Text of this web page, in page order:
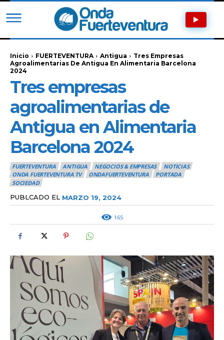
Inicio FUERTEVENTURA Antigua
Tres Empresas
Agroalimentarias De Antigua En Alimentaria Barcelona
2024
Tres empresas
agroalimentarias de
Antigua en Alimentaria
Barcelona 2024
FUERTEVENTURA ANTIGUA NEGOCIOS & EMPRESAS
NOTICIAS
ONDA FUERTEVENTURA TV
ONDAFUERTEVENTURA
PORTADA
SOCIEDAD
PUBLCADO EL MARZO 19, 2024
165